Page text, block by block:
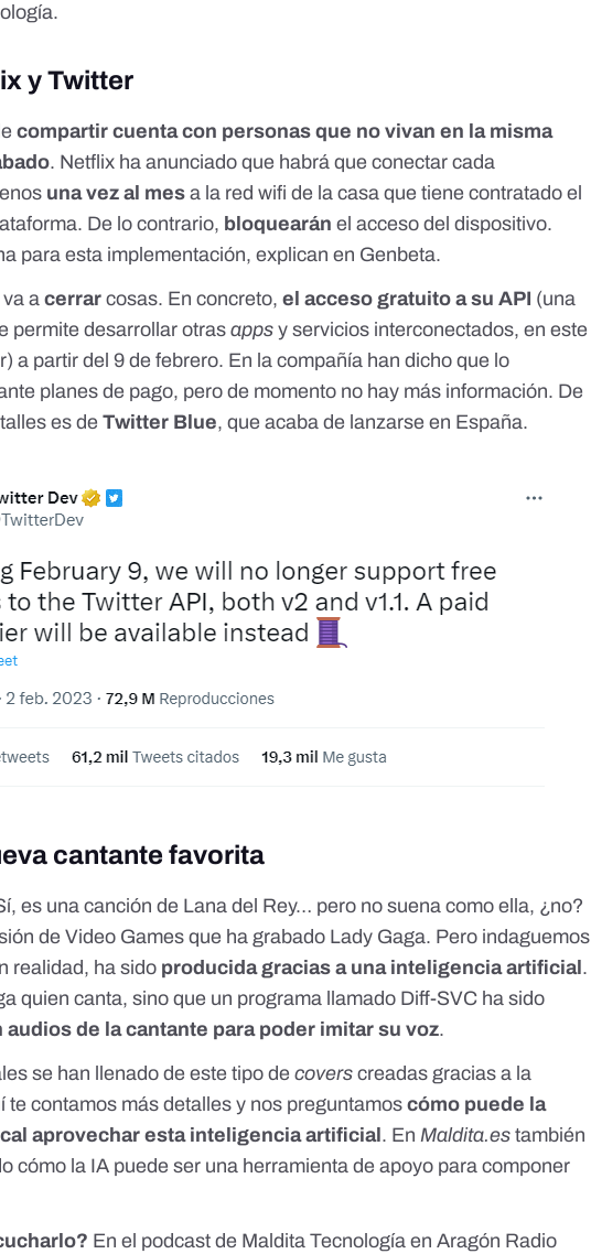
y Twitter
compartir cuenta con personas que no vivan en la misma
. Netflix ha anunciado que habrá que conectar cada
una vez al mes a la red wifi de la casa que tiene contratado el
De lo contrario, bloquearán el acceso del dispositivo.
para esta implementación,explican en Genbeta.
va acerrarcosas. En concreto,el acceso gratuito a suAPI (una
permite desarrollar otrasappsy servicios interconectados, en este
a partir del 9 de febrero. En la compañía han dicho que lo
planes de pago, pero de momento no hay más información. De
es deTwitter Blue, que acaba de lanzarse en España.
cantante favorita
es una canción de Lana del Rey… pero no suena como ella, ¿no?
de Video Games que ha grabado Lady Gaga. Pero indaguemos
realidad, ha sido producida gracias a una inteligencia artificial .
quien canta, sino que un programa llamado Diff-SVC ha sido
de la cantante para poder imitar su voz.
se han llenado de este tipo decoverscreadas gracias a la
te contamos más detalles y nos preguntamoscómo puede la
aprovechar esta inteligencia artificial . EnMaldita.es también
cómo la IA puede ser una herramienta de apoyo para componer
En el podcast de Maldita Tecnología en Aragón Radio